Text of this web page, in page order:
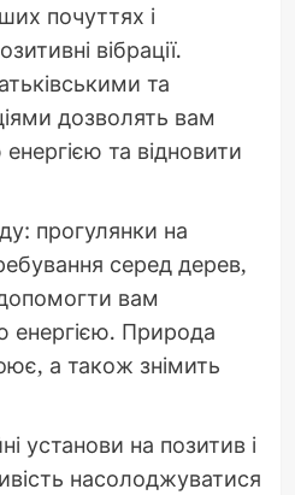
почуттях і
вібрації.
та
дозволять вам
та відновити
прогулянки на
серед дерев,
вам
енергією. Природа
а також знімить
установи на позитив і
насолоджуватися